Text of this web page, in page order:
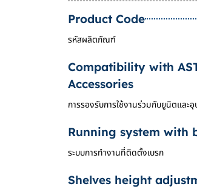
Product Code
รหัสผลิตภัณฑ์
Compatibility with
Accessories
การรองรับการใช้งานร่วมกับยูนิตและ
Running system with
ระบบการทำงานที่ติดตั้งเบรก
Shelves height